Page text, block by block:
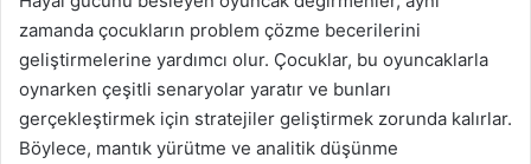
zamanda çocukların problem çözme becerilerini
geliştirmelerine yardımcı olur. Çocuklar, bu oyuncaklarla
oynarken çeşitli senaryolar yaratır ve bunları
gerçekleştirmek için stratejiler geliştirmek zorunda kalırlar.
Böylece, mantık yürütme ve analitik düşünme